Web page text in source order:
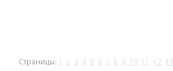
Страницы: 1 2 3 4 5 6 7 8 9 10 11 12 13